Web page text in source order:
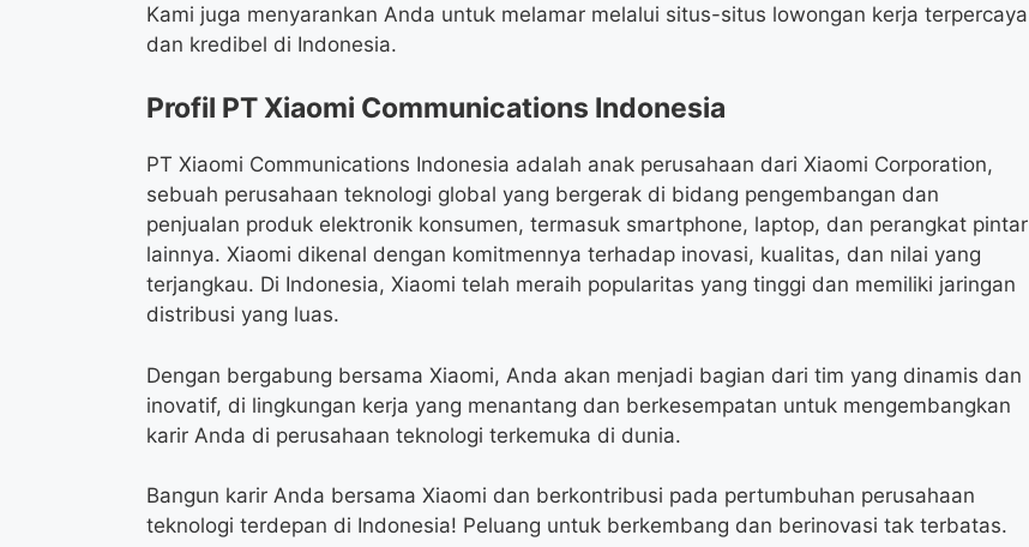
Kami juga menyarankan Anda untuk melamar melalui situs-situs lowongan kerja terpercaya
dan kredibel di Indonesia.
Profil PT Xiaomi Communications Indonesia
PT Xiaomi Communications Indonesia adalah anak perusahaan dari Xiaomi Corporation,
sebuah perusahaan teknologi global yang bergerak di bidang pengembangan dan
penjualan produk elektronik konsumen, termasuk smartphone, laptop, dan perangkat pintar
lainnya. Xiaomi dikenal dengan komitmennya terhadap inovasi, kualitas, dan nilai yang
terjangkau. Di Indonesia, Xiaomi telah meraih popularitas yang tinggi dan memiliki jaringan
distribusi yang luas.
Dengan bergabung bersama Xiaomi, Anda akan menjadi bagian dari tim yang dinamis dan
inovatif, di lingkungan kerja yang menantang dan berkesempatan untuk mengembangkan
karir Anda di perusahaan teknologi terkemuka di dunia.
Bangun karir Anda bersama Xiaomi dan berkontribusi pada pertumbuhan perusahaan
teknologi terdepan di Indonesia! Peluang untuk berkembang dan berinovasi tak terbatas.